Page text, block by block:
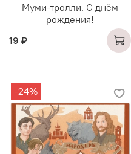
Муми-тролли. С днём
рождения!
19 ₽
-24%